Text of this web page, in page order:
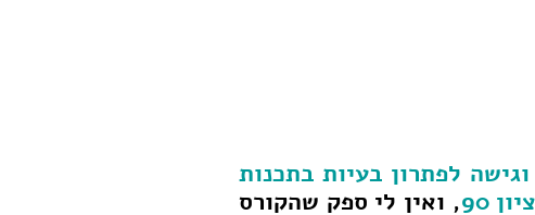
לפתרון בעיות בתכנות
90
, ואין לי ספק שהקורס